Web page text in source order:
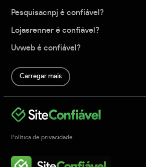
Pesquisacnpj é confiável?
Lojasrenner é confiável?
Uvweb é confiável?
Carregar mais
Política de privacidade